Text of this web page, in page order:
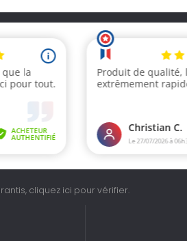
cliquez ici pour vérifier.